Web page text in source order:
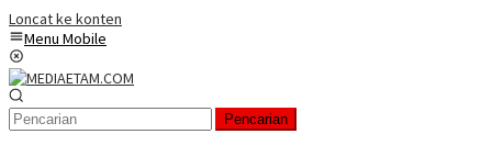
Loncat ke konten
Menu Mobile
Pencarian